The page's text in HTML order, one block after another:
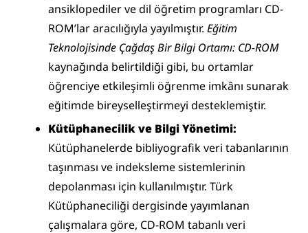
ansiklopediler ve dil öğretim programları CD-
ROM’lar aracılığıyla yayılmıştır. Eğitim
Teknolojisinde Çağdaş Bir Bilgi Ortamı: CD-ROM
kaynağında belirtildiği gibi, bu ortamlar
öğrenciye etkileşimli öğrenme imkânı sunarak
eğitimde bireyselleştirmeyi desteklemiştir.
Kütüphanecilik ve Bilgi Yönetimi:
Kütüphanelerde bibliyografik veri tabanlarının
taşınması ve indeksleme sistemlerinin
depolanması için kullanılmıştır. Türk
Kütüphaneciliği dergisinde yayımlanan
çalışmalara göre, CD-ROM tabanlı veri